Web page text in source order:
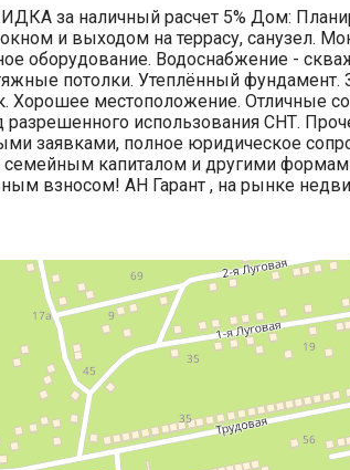
за наличный расчет 5% Дом:
и выходом на террасу, санузел.
оборудование. Водоснабжение -
потолки. Утеплённый фундамент.
Хорошее местоположение. Отличные
разрешенного использования СНТ.
заявками, полное юридическое
капиталом и другими формами
взносом! АН Гарант , на рынке